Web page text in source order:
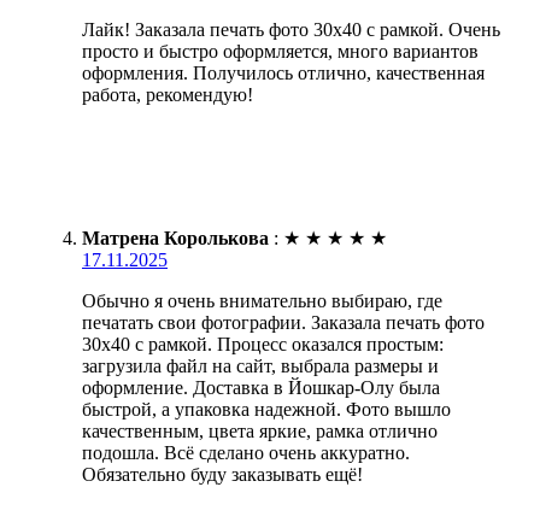
Лайк! Заказала печать фото 30х40 с рамкой. Очень
просто и быстро оформляется, много вариантов
оформления. Получилось отлично, качественная
работа, рекомендую!
Матрена Королькова : ★ ★ ★ ★ ★
17.11.2025
Обычно я очень внимательно выбираю, где
печатать свои фотографии. Заказала печать фото
30х40 с рамкой. Процесс оказался простым:
загрузила файл на сайт, выбрала размеры и
оформление. Доставка в Йошкар-Олу была
быстрой, а упаковка надежной. Фото вышло
качественным, цвета яркие, рамка отлично
подошла. Всё сделано очень аккуратно.
Обязательно буду заказывать ещё!